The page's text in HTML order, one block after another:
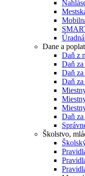
Dane a
Daň z
Daň za
Daň
Daň
Daň
Školstvo,